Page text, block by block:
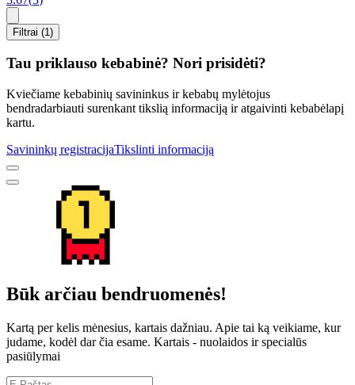
Filtrai (1)
Tau priklauso kebabinė? Nori prisidėti?
Kviečiame kebabinių savininkus ir kebabų mylėtojus
bendradarbiauti surenkant tikslią informaciją ir atgaivinti kebabėlapį
kartu.
Savininkų registracijaTikslinti informaciją
Būk arčiau bendruomenės!
Kartą per kelis mėnesius, kartais dažniau. Apie tai ką veikiame, kur
judame, kodėl dar čia esame. Kartais - nuolaidos ir specialūs
pasiūlymai